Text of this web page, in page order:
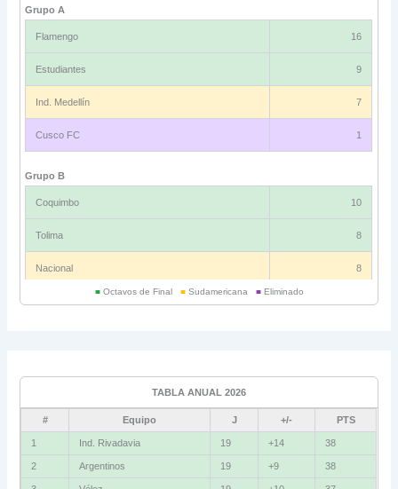
Grupo A
Flamengo 16
Estudiantes 9
Ind. Medellín 7
Cusco FC 1
Grupo B
Coquimbo 10
Tolima 8
Nacional 8
Bolívar 5
La Guaira
■Octavos de Final ■Sudamericana ■Eliminado
TABLA ANUAL 2026
# Equipo J +/- PTS
1 Ind. Rivadavia 19 +14 38
2 Argentinos 19 +9 38